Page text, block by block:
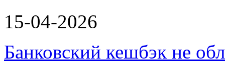
15-04-2026
Банковский кешбэк не